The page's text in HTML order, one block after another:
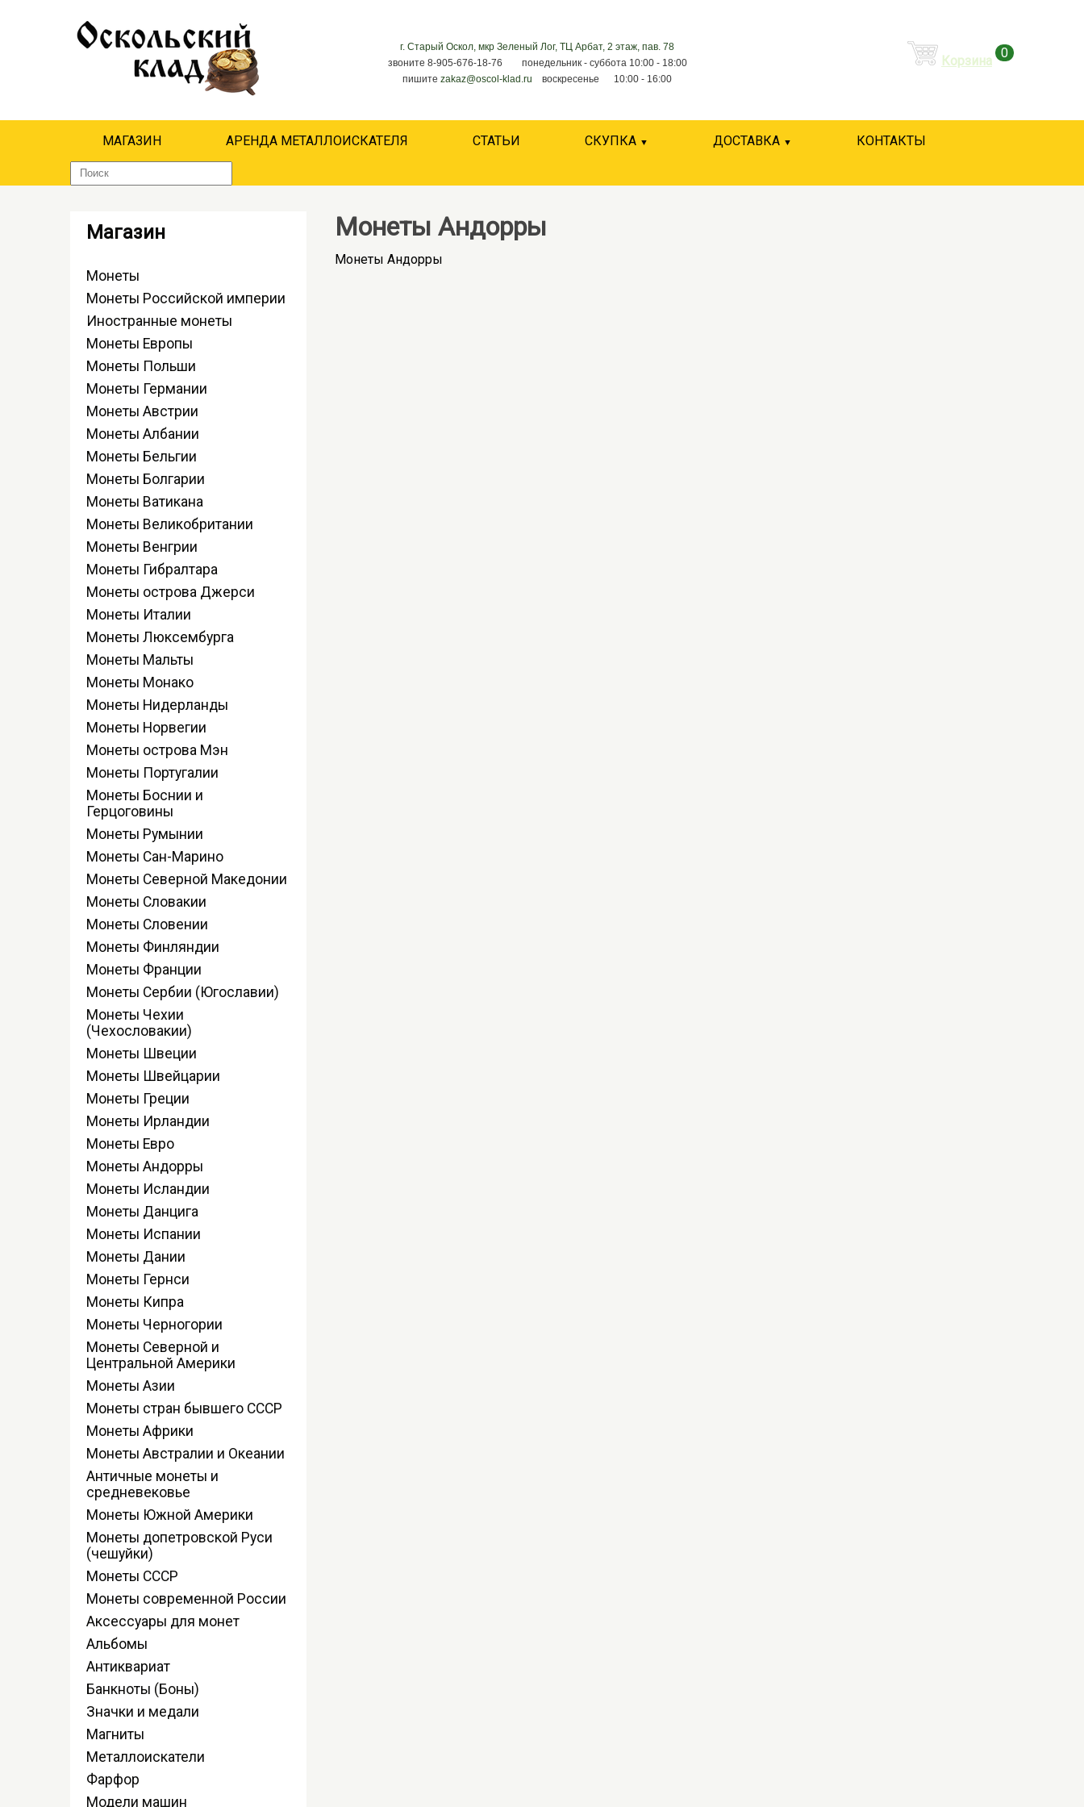
г. Старый Оскол, мкр Зеленый Лог, ТЦ Арбат, 2 этаж, пав. 78
звоните 8-905-676-18-76 понедельник - суббота 10:00 - 18:00
пишитеzakaz@oscol-klad.ru воскресенье 10:00 - 16:00
Корзина
0
МАГАЗИН АРЕНДА МЕТАЛЛОИСКАТЕЛЯ СТАТЬИ СКУПКА ДОСТАВКА КОНТАКТЫ
Монеты Андорры
Монеты Андорры
Магазин
Монеты
Монеты Российской империи
Иностранные монеты
Монеты Европы
Монеты Польши
Монеты Германии
Монеты Австрии
Монеты Албании
Монеты Бельгии
Монеты Болгарии
Монеты Ватикана
Монеты Великобритании
Монеты Венгрии
Монеты Гибралтара
Монеты острова Джерси
Монеты Италии
Монеты Люксембурга
Монеты Мальты
Монеты Монако
Монеты Нидерланды
Монеты Норвегии
Монеты острова Мэн
Монеты Португалии
Монеты Боснии и
Герцоговины
Монеты Румынии
Монеты Сан-Марино
Монеты Северной Македонии
Монеты Словакии
Монеты Словении
Монеты Финляндии
Монеты Франции
Монеты Сербии (Югославии)
Монеты Чехии
(Чехословакии)
Монеты Швеции
Монеты Швейцарии
Монеты Греции
Монеты Ирландии
Монеты Евро
Монеты Андорры
Монеты Исландии
Монеты Данцига
Монеты Испании
Монеты Дании
Монеты Гернси
Монеты Кипра
Монеты Черногории
Монеты Северной и
Центральной Америки
Монеты Азии
Монеты стран бывшего СССР
Монеты Африки
Монеты Австралии и Океании
Античные монеты и
средневековье
Монеты Южной Америки
Монеты допетровской Руси
(чешуйки)
Монеты СССР
Монеты современной России
Аксессуары для монет
Альбомы
Антиквариат
Банкноты (Боны)
Значки и медали
Магниты
Металлоискатели
Фарфор
Модели машин